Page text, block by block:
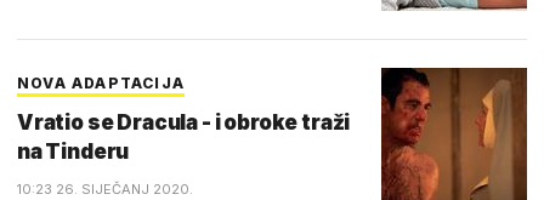
NOVA ADAPTACIJA
Vratio se Dracula - i obroke traži
na Tinderu
10:23 26. SIJEČANJ 2020.